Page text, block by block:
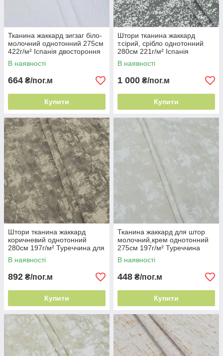
Тканина жаккард зигзаг біло-
молочний однотонний 275см
422г/м² Іспанія двостороння
портьєра
В наявності
664 ₴/пог.м
Купити
Штори тканина жаккард
т.сірий, срібло однотонний
280см 221г/м² Іспанія
зносостійка портьєра
В наявності
1 000 ₴/пог.м
Купити
Штори тканина жаккард
коричневий однотонний
280см 197г/м² Туреччина для
класичних інтер'єрів
В наявності
892 ₴/пог.м
Купити
Тканина жаккард для штор
молочний,крем однотонний
275см 197г/м² Туреччина
цупкий матеріал
В наявності
448 ₴/пог.м
Купити